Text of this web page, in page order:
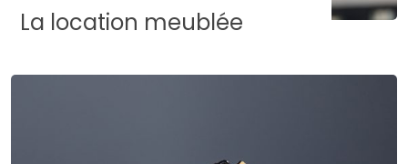
La location meublée